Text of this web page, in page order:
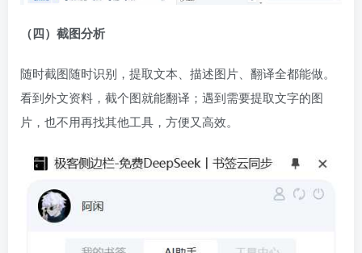
（四）截图分析
随时截图随时识别，提取文本、描述图片、翻译全都能做。
看到外文资料，截个图就能翻译；遇到需要提取文字的图
片，也不用再找其他工具，方便又高效。